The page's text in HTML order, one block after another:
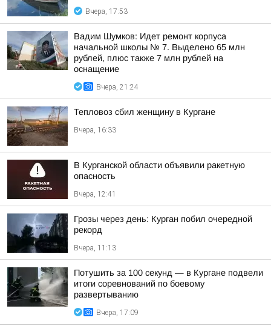
Вчера, 17:53
Вадим Шумков: Идет ремонт корпуса
начальной школы № 7. Выделено 65 млн
рублей, плюс также 7 млн рублей на
оснащение
Вчера, 21:24
Тепловоз сбил женщину в Кургане
Вчера, 16:33
В Курганской области объявили ракетную
опасность
Вчера, 12:41
Грозы через день: Курган побил очередной
рекорд
Вчера, 11:13
Потушить за 100 секунд — в Кургане подвели
итоги соревнований по боевому
развертыванию
Вчера, 17:09